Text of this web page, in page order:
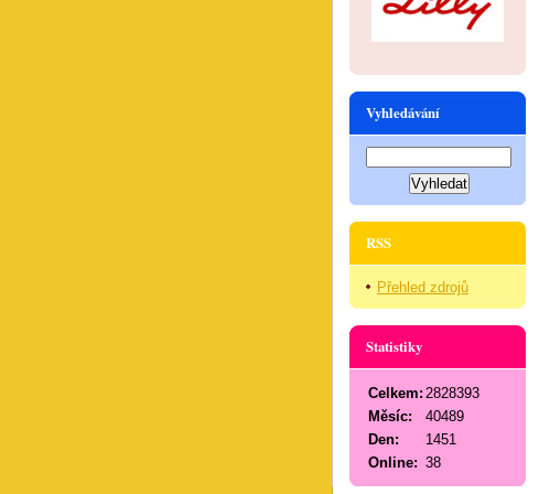
Vyhledávání
RSS
Přehled zdrojů
Statistiky
Online: 38
Celkem: 2828393
Měsíc:
40489
Den:
1451